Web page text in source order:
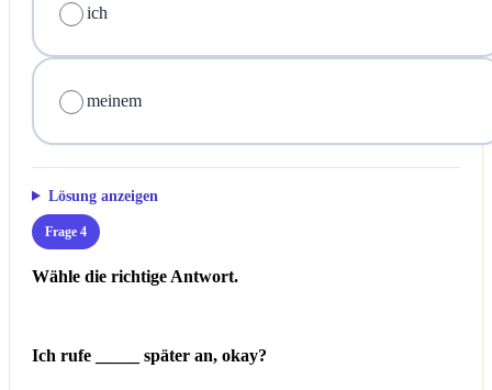
ich
meinem
Lösung anzeigen
Frage 4
Wähle die richtige Antwort.
Ich rufe _____ später an, okay?